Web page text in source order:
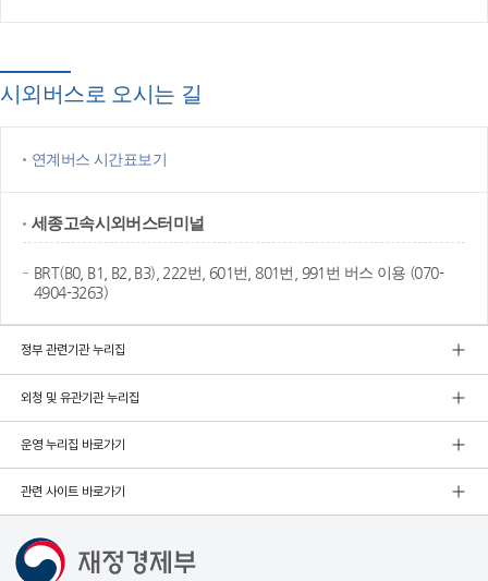
시외버스로 오시는 길
연계버스 시간표보기
세종고속시외버스터미널
BRT(B0, B1, B2, B3), 222번, 601번, 801번, 991번 버스 이용 (070-
4904-3263)
정부 관련기관 누리집
외청 및 유관기관 누리집
운영 누리집 바로가기
관련 사이트 바로가기